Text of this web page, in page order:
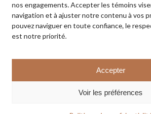
nos engagements. Accepter les témoins
navigation et à ajuster notre contenu à vos
pouvez naviguer en toute confiance, le
est notre priorité.
Accepter
Voir les préférences
Sous-total:
VOIR LE PANIER
Termes et conditions de vente
Retours et remboursements
Politique de confidentialité
© 2026 PLANÈTE CYCLE & SKI. Tous droits